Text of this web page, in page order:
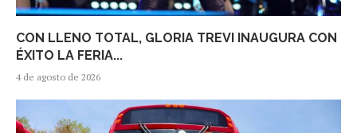
CON LLENO TOTAL, GLORIA TREVI INAUGURA CON
ÉXITO LA FERIA...
4 de agosto de 2026